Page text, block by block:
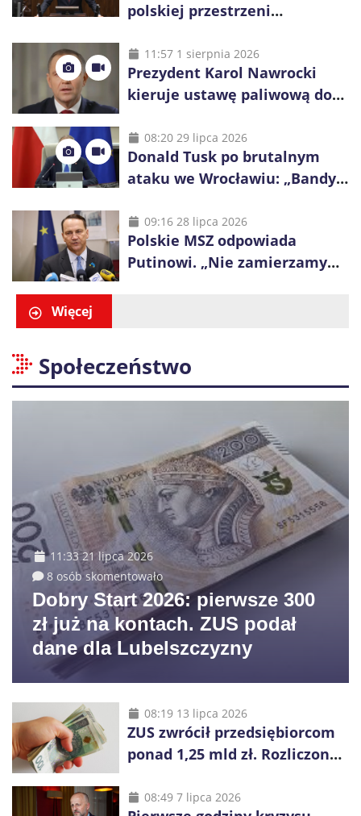
polskiej przestrzeni
zostałaby zestrzelona”
11:57 1 sierpnia 2026
Prezydent Karol Nawrocki
kieruje ustawę paliwową do
Ostrzega przed podwyżkami
08:20 29 lipca 2026
Donald Tusk po brutalnym
ataku we Wrocławiu: „Bandyci
polskich ulicach”
09:16 28 lipca 2026
Polskie MSZ odpowiada
Putinowi. „Nie zamierzamy
Więcej
Społeczeństwo
11:33 21 lipca 2026
8 osób skomentowało
Dobry Start 2026: pierwsze 300
zł już na kontach. ZUS podał
dane dla Lubelszczyzny
08:19 13 lipca 2026
ZUS zwrócił przedsiębiorcom
ponad 1,25 mld zł. Rozliczono
08:49 7 lipca 2026